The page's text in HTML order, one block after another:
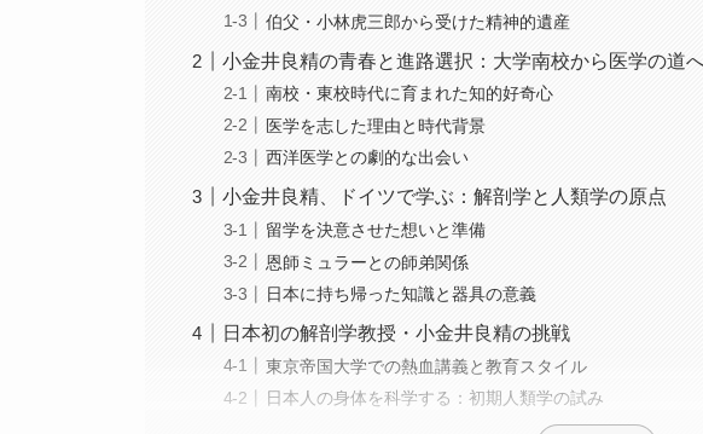
伯父・小林虎三郎から受けた精神的遺産
小金井良精の青春と進路選択：大学南校から医学の道
南校・東校時代に育まれた知的好奇心
医学を志した理由と時代背景
西洋医学との劇的な出会い
小金井良精、ドイツで学ぶ：解剖学と人類学の原点
留学を決意させた想いと準備
恩師ミュラーとの師弟関係
日本に持ち帰った知識と器具の意義
日本初の解剖学教授・小金井良精の挑戦
東京帝国大学での熱血講義と教育スタイル
日本人の身体を科学する：初期人類学の試み